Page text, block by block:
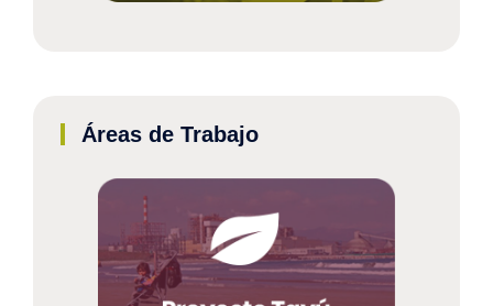
Áreas de Trabajo